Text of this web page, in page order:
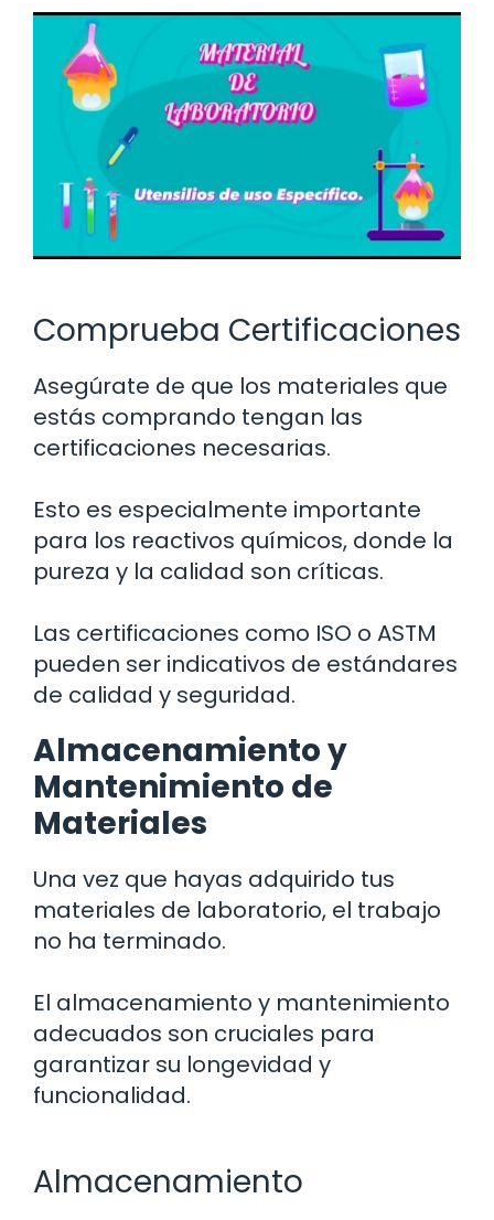
Comprueba Certificaciones
Asegúrate de que los materiales que
estás comprando tengan las
certificaciones necesarias.
Esto es especialmente importante
para los reactivos químicos, donde la
pureza y la calidad son críticas.
Las certificaciones como ISO o ASTM
pueden ser indicativos de estándares
de calidad y seguridad.
Almacenamiento y
Mantenimiento de
Materiales
Una vez que hayas adquirido tus
materiales de laboratorio, el trabajo
no ha terminado.
El almacenamiento y mantenimiento
adecuados son cruciales para
garantizar su longevidad y
funcionalidad.
Almacenamiento